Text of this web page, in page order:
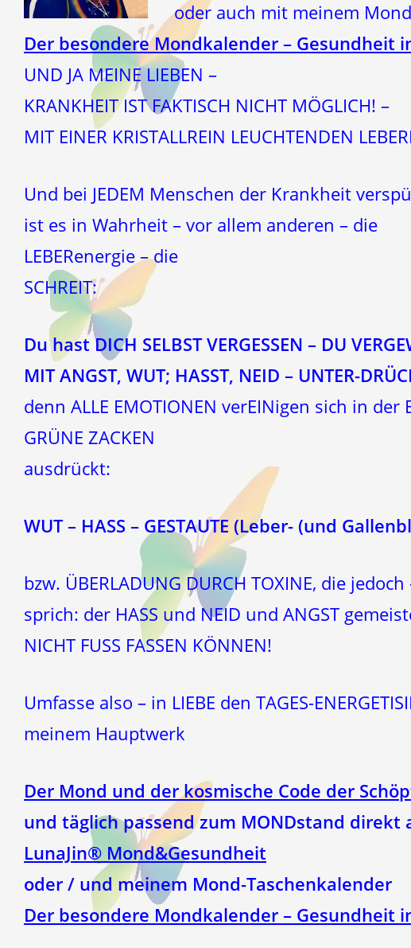
oder auch mit meinem
Der besondere Mondkalender – Gesundheit
UND JA MEINE LIEBEN –
KRANKHEIT IST FAKTISCH NICHT MÖGLICH! –
MIT EINER KRISTALLREIN LEUCHTENDEN
Und bei JEDEM Menschen der Krankheit
ist es in Wahrheit – vor allem anderen – die
LEBERenergie – die
SCHREIT:
Du hast DICH SELBST VERGESSEN – DU
MIT ANGST, WUT; HASST, NEID – UNTER-
denn ALLE EMOTIONEN verEINigen sich in der
GRÜNE ZACKEN
ausdrückt:
WUT – HASS – GESTAUTE (Leber- (und
bzw. ÜBERLADUNG DURCH TOXINE, die
sprich: der HASS und NEID und ANGST
NICHT FUSS FASSEN KÖNNEN!
Umfasse also – in LIEBE den TAGES-
meinem Hauptwerk
Der Mond und der kosmische Code der
und täglich passend zum MONDstand
LunaJin® Mond&Gesundheit
oder / und meinem Mond-Taschenkalender
Der besondere Mondkalender – Gesundheit